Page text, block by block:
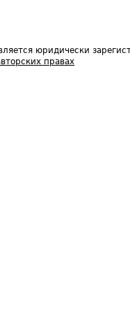
юридически
правах